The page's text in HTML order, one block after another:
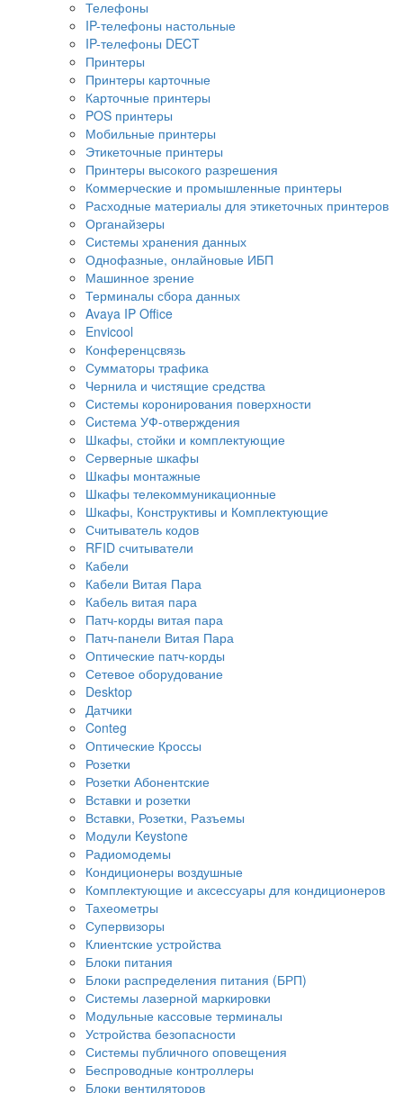
Телефоны
IP-телефоны настольные
IP-телефоны DECT
Принтеры
Принтеры карточные
Карточные принтеры
POS принтеры
Мобильные принтеры
Этикеточные принтеры
Принтеры высокого разрешения
Коммерческие и промышленные принтеры
Расходные материалы для этикеточных принтеров
Органайзеры
Системы хранения данных
Однофазные, онлайновые ИБП
Машинное зрение
Терминалы сбора данных
Avaya IP Office
Envicool
Конференцсвязь
Сумматоры трафика
Чернила и чистящие средства
Системы коронирования поверхности
Cистема УФ-отверждения
Шкафы, стойки и комплектующие
Серверные шкафы
Шкафы монтажные
Шкафы телекоммуникационные
Шкафы, Конструктивы и Комплектующие
Считыватель кодов
RFID считыватели
Кабели
Кабели Витая Пара
Кабель витая пара
Патч-корды витая пара
Патч-панели Витая Пара
Оптические патч-корды
Сетевое оборудование
Desktop
Датчики
Conteg
Оптические Кроссы
Розетки
Розетки Абонентские
Вставки и розетки
Вставки, Розетки, Разъемы
Модули Keystone
Радиомодемы
Кондиционеры воздушные
Комплектующие и аксессуары для кондиционеров
Тахеометры
Супервизоры
Клиентские устройства
Блоки питания
Блоки распределения питания (БРП)
Системы лазерной маркировки
Модульные кассовые терминалы
Устройства безопасности
Системы публичного оповещения
Беспроводные контроллеры
Блоки вентиляторов